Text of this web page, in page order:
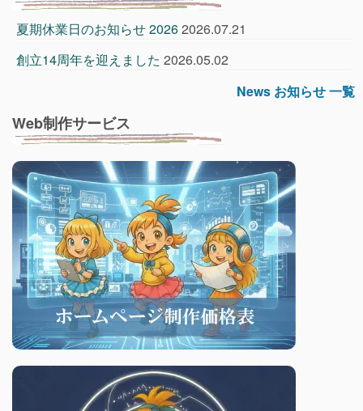
夏期休業日のお知らせ 20262026.07.21
創立14周年を迎えました 2026.05.02
News お知らせ 一覧
Web制作サービス